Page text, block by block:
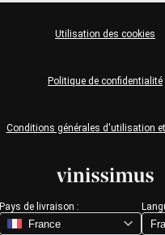
Pays de livraison :
Conditions générales d'utilisation
Politique de confidentialité
Utilisation des cookies